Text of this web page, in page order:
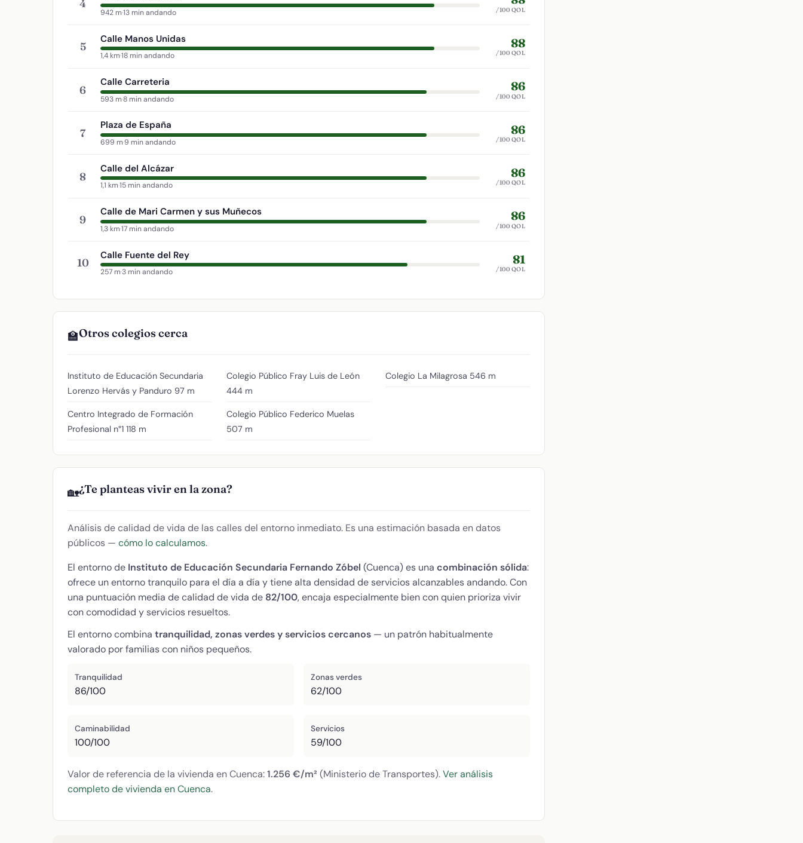
4
942 m·13 min andando /100 QOL
5
Calle Manos Unidas
1,4 km·18 min andando
88
/100 QOL
6
Calle Carreteria
593 m·8 min andando
86
/100 QOL
7
Plaza de España
699 m·9 min andando
86
/100 QOL
8
Calle del Alcázar
1,1 km·15 min andando
86
/100 QOL
9
Calle de Mari Carmen y sus Muñecos
1,3 km·17 min andando
86
/100 QOL
10
Calle Fuente del Rey
257 m·3 min andando
81
/100 QOL
🏫Otros colegios cerca
Instituto de Educación Secundaria
Lorenzo Hervás y Panduro 97 m
Centro Integrado de Formación
Profesional n°1 118 m
Colegio Público Fray Luis de León
444 m
Colegio Público Federico Muelas
507 m
Colegio La Milagrosa 546 m
🏡¿Te planteas vivir en la zona?
Análisis de calidad de vida de las calles del entorno inmediato. Es una estimación basada en datos
públicos — cómo lo calculamos.
El entorno de Instituto de Educación Secundaria Fernando Zóbel (Cuenca) es una combinación sólida:
ofrece un entorno tranquilo para el día a día y tiene alta densidad de servicios alcanzables andando. Con
una puntuación media de calidad de vida de 82/100, encaja especialmente bien con quien prioriza vivir
con comodidad y servicios resueltos.
El entorno combina tranquilidad, zonas verdes y servicios cercanos — un patrón habitualmente
valorado por familias con niños pequeños.
Tranquilidad
86/100
Zonas verdes
62/100
Caminabilidad
100/100
Servicios
59/100
Valor de referencia de la vivienda en Cuenca:1.256 €/m² (Ministerio de Transportes).Ver análisis
completo de vivienda en Cuenca.